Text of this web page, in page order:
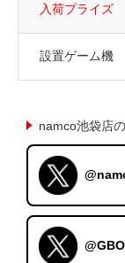
入荷プライズ
設置ゲーム機
namco池袋店